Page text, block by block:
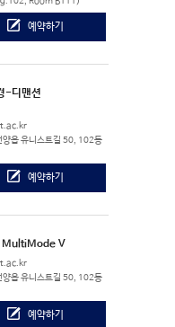
예약하기
-디맨션
읍 유니스트길 50, 102동
예약하기
V
읍 유니스트길 50, 102동
예약하기